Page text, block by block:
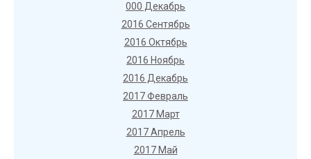
000 Декабрь
2016 Сентябрь
2016 Октябрь
2016 Ноябрь
2016 Декабрь
2017 Февраль
2017 Март
2017 Апрель
2017 Май